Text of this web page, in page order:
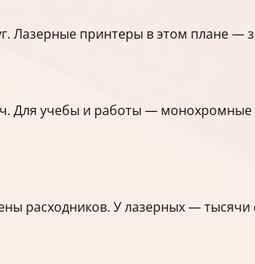
Лазерные принтеры в этом плане —
Для учебы и работы —
расходников. У лазерных —